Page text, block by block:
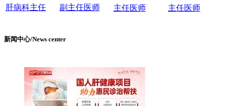
肝病科主任 副主任医师 主任医师 主任医师
新闻中心/News center